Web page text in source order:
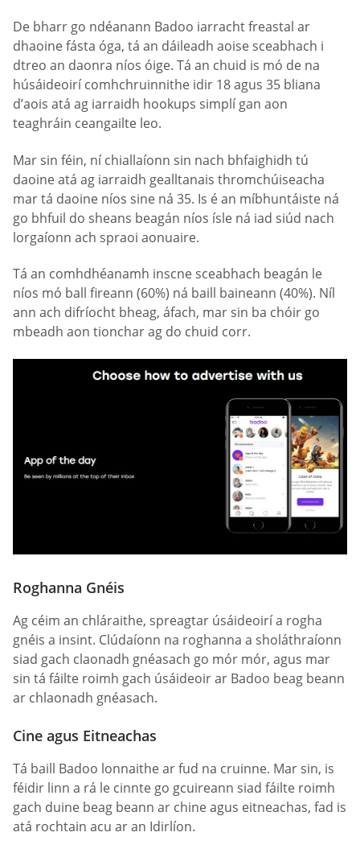
De bharr go ndéanann Badoo iarracht freastal ar
dhaoine fásta óga, tá an dáileadh aoise sceabhach i
dtreo an daonra níos óige. Tá an chuid is mó de na
húsáideoirí comhchruinnithe idir 18 agus 35 bliana
d’aois atá ag iarraidh hookups simplí gan aon
teaghráin ceangailte leo.
Mar sin féin, ní chiallaíonn sin nach bhfaighidh tú
daoine atá ag iarraidh gealltanais thromchúiseacha
mar tá daoine níos sine ná 35. Is é an míbhuntáiste ná
go bhfuil do sheans beagán níos ísle ná iad siúd nach
lorgaíonn ach spraoi aonuaire.
Tá an comhdhéanamh inscne sceabhach beagán le
níos mó ball fireann (60%) ná baill baineann (40%). Níl
ann ach difríocht bheag, áfach, mar sin ba chóir go
mbeadh aon tionchar ag do chuid corr.
Roghanna Gnéis
Ag céim an chláraithe, spreagtar úsáideoirí a rogha
gnéis a insint. Clúdaíonn na roghanna a sholáthraíonn
siad gach claonadh gnéasach go mór mór, agus mar
sin tá fáilte roimh gach úsáideoir ar Badoo beag beann
ar chlaonadh gnéasach.
Cine agus Eitneachas
Tá baill Badoo lonnaithe ar fud na cruinne. Mar sin, is
féidir linn a rá le cinnte go gcuireann siad fáilte roimh
gach duine beag beann ar chine agus eitneachas, fad is
atá rochtain acu ar an Idirlíon.